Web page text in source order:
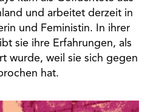
und arbeitet derzeit in
und Feministin. In ihrer
sie ihre Erfahrungen, als
wurde, weil sie sich gegen
hat.